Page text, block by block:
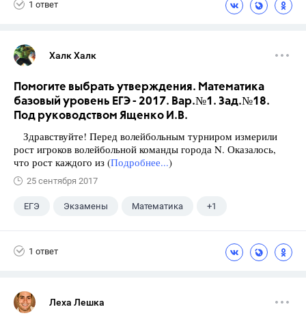
1 ответ
Халк Халк
Помогите выбрать утверждения. Математика
базовый уровень ЕГЭ - 2017. Вар.№1. Зад.№18.
Под руководством Ященко И.В.
Здравствуйте! Перед волейбольным турниром измерили
рост игроков волейбольной команды города N. Оказалось,
что рост каждого из (Подробнее...)
25 сентября 2017
ЕГЭ Экзамены Математика +1
1 ответ
Леха Лешка